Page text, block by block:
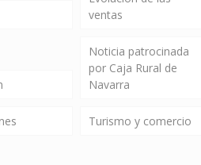
ventas
Noticia patrocinada
por Caja Rural de
Navarra
Turismo y comercio